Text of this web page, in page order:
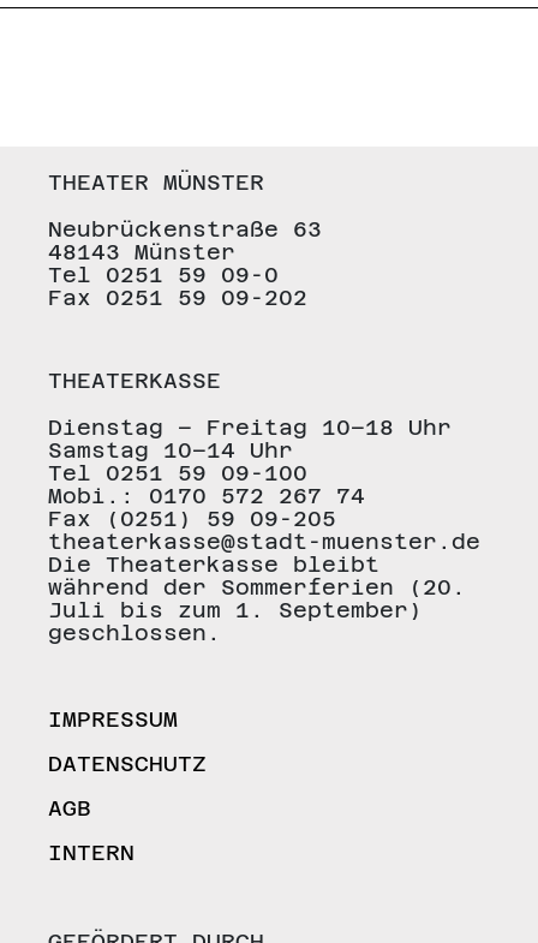
THEATER MÜNSTER
Neubrückenstraße 63
48143 Münster
Tel 0251 59 09-0
Fax 0251 59 09-202
THEATERKASSE
Dienstag – Freitag 10–18 Uhr
Samstag 10–14 Uhr
Tel 0251 59 09-100
Mobi.: 0170 572 267 74
Fax (0251) 59 09-205
theaterkasse@stadt-muenster.de
Die Theaterkasse bleibt
während der Sommerferien (20.
Juli bis zum 1. September)
geschlossen.
IMPRESSUM
DATENSCHUTZ
AGB
INTERN